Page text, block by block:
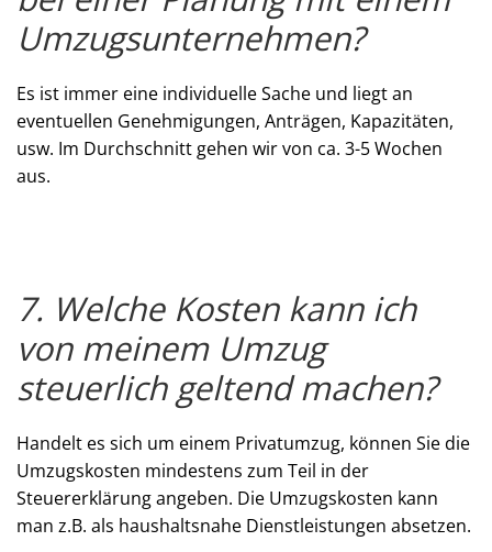
Umzugsunternehmen?
Es ist immer eine individuelle Sache und liegt an
eventuellen Genehmigungen, Anträgen, Kapazitäten,
usw. Im Durchschnitt gehen wir von ca. 3-5 Wochen
aus.
7. Welche Kosten kann ich
von meinem Umzug
steuerlich geltend machen?
Handelt es sich um einem Privatumzug, können Sie die
Umzugskosten mindestens zum Teil in der
Steuererklärung angeben. Die Umzugskosten kann
man z.B. als haushaltsnahe Dienstleistungen absetzen.